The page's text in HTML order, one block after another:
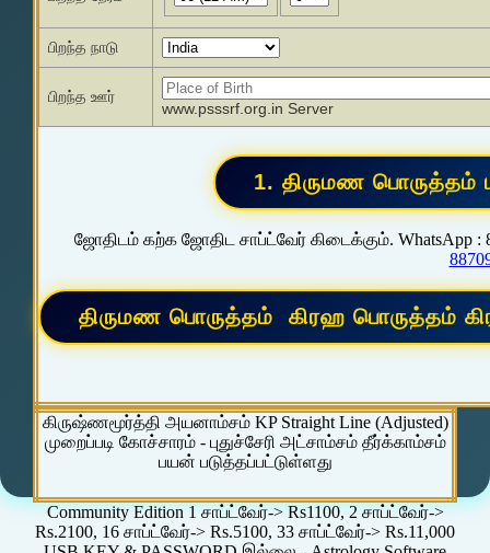
பிறந்த நாடு
பிறந்த ஊர்
www.psssrf.org.in Server
ஜோதிடம் கற்க ஜோதிட சாப்ட்வேர் கிடைக்கும். WhatsApp :
கிருஷ்ணமூர்த்தி அயனாம்சம் KP Straight Line (Adjusted)
முறைப்படி கோச்சாரம் - புதுச்சேரி அட்சாம்சம் தீர்க்காம்சம்
பயன் படுத்தப்பட்டுள்ளது
Community Edition 1 சாப்ட்வேர்-> Rs1100, 2 சாப்ட்வேர்->
Rs.2100, 16 சாப்ட்வேர்-> Rs.5100, 33 சாப்ட்வேர்-> Rs.11,000